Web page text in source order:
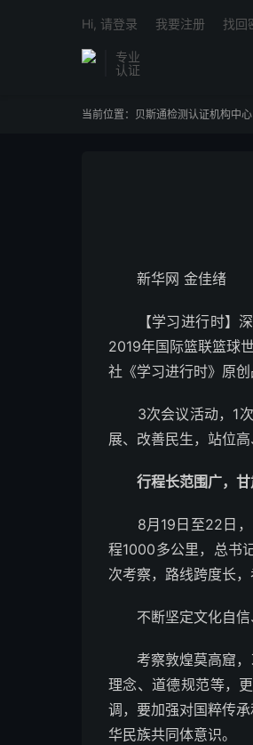
专业
认证
Hi, 请登录 我要注册 找回
当前位置： 贝斯通检测认证机构中心
新华网 金佳绪
【学习进行时】深
2019年国际篮联篮球
社《学习进行时》原创
3次会议活动，1次
展、改善民生，站位
行程长范围广，
8月19日至22日，
程1000多公里，总书
次考察，路线跨度长
不断坚定文化自信
考察敦煌莫高窟，
理念、道德规范等，
调，要加强对国粹传
华民族共同体意识。